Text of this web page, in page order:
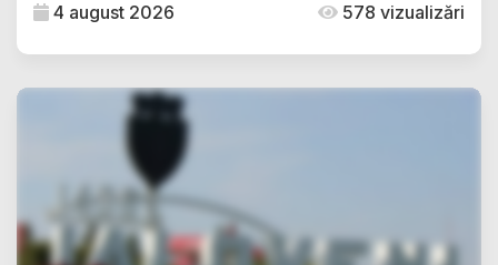
4 august 2026 578 vizualizări